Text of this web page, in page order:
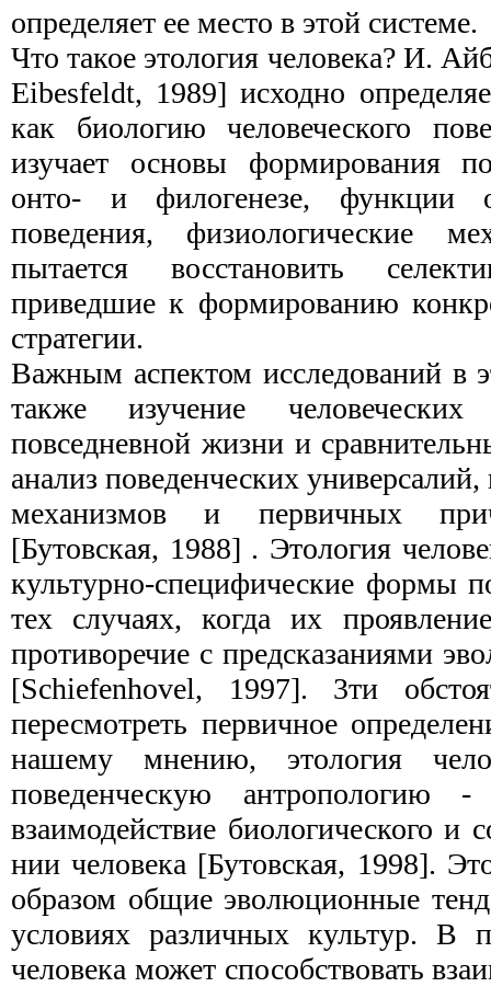
определяет ее место в этой системе.
Что такое этология человека? И.
Eibesfeldt, 1989] исходно
как биологию человеческо­го
изучает основы формирования
онто- и филогенезе, функции
поведения, физи­ологические
пытается восстановить
приведшие к формированию
стратегии.
Важным аспектом исследований в
также изу­чение
повседневной жизни и
анализ поведенческих
механизмов и первичных
[Бутовская, 1988] . Этология
культурно­-специфические формы
тех случаях, когда их
противоречие с предсказаниями
[Schiefenhovel, 1997]. 3ти
пересмотреть первичное
нашему мнению, этология
поведенческую антропологию
взаимодействие биологического и
нии человека [Бутовская, 1998].
образом общие эволюционные
условиях различных культур. В
человека может способствовать